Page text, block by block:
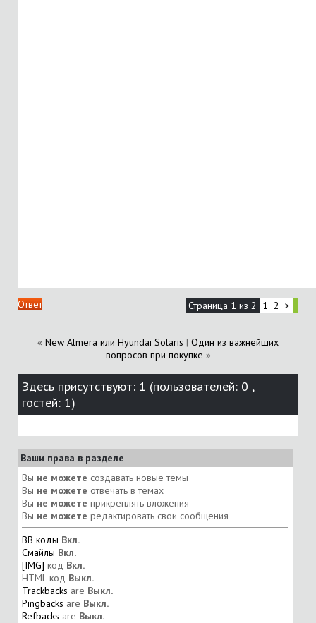
Ответ Страница 1 из 2 1 2 >
« New Almera или Hyundai Solaris | Один из важнейших
вопросов при покупке »
Здесь присутствуют: 1 (пользователей: 0 ,
гостей: 1)
Ваши права в разделе
Вы не можете создавать новые темы
Вы не можете отвечать в темах
Вы не можете прикреплять вложения
Вы не можете редактировать свои сообщения
BB коды Вкл.
Смайлы Вкл.
[IMG] код Вкл.
HTML код Выкл.
Trackbacks are Выкл.
Pingbacks are Выкл.
Refbacks are Выкл.